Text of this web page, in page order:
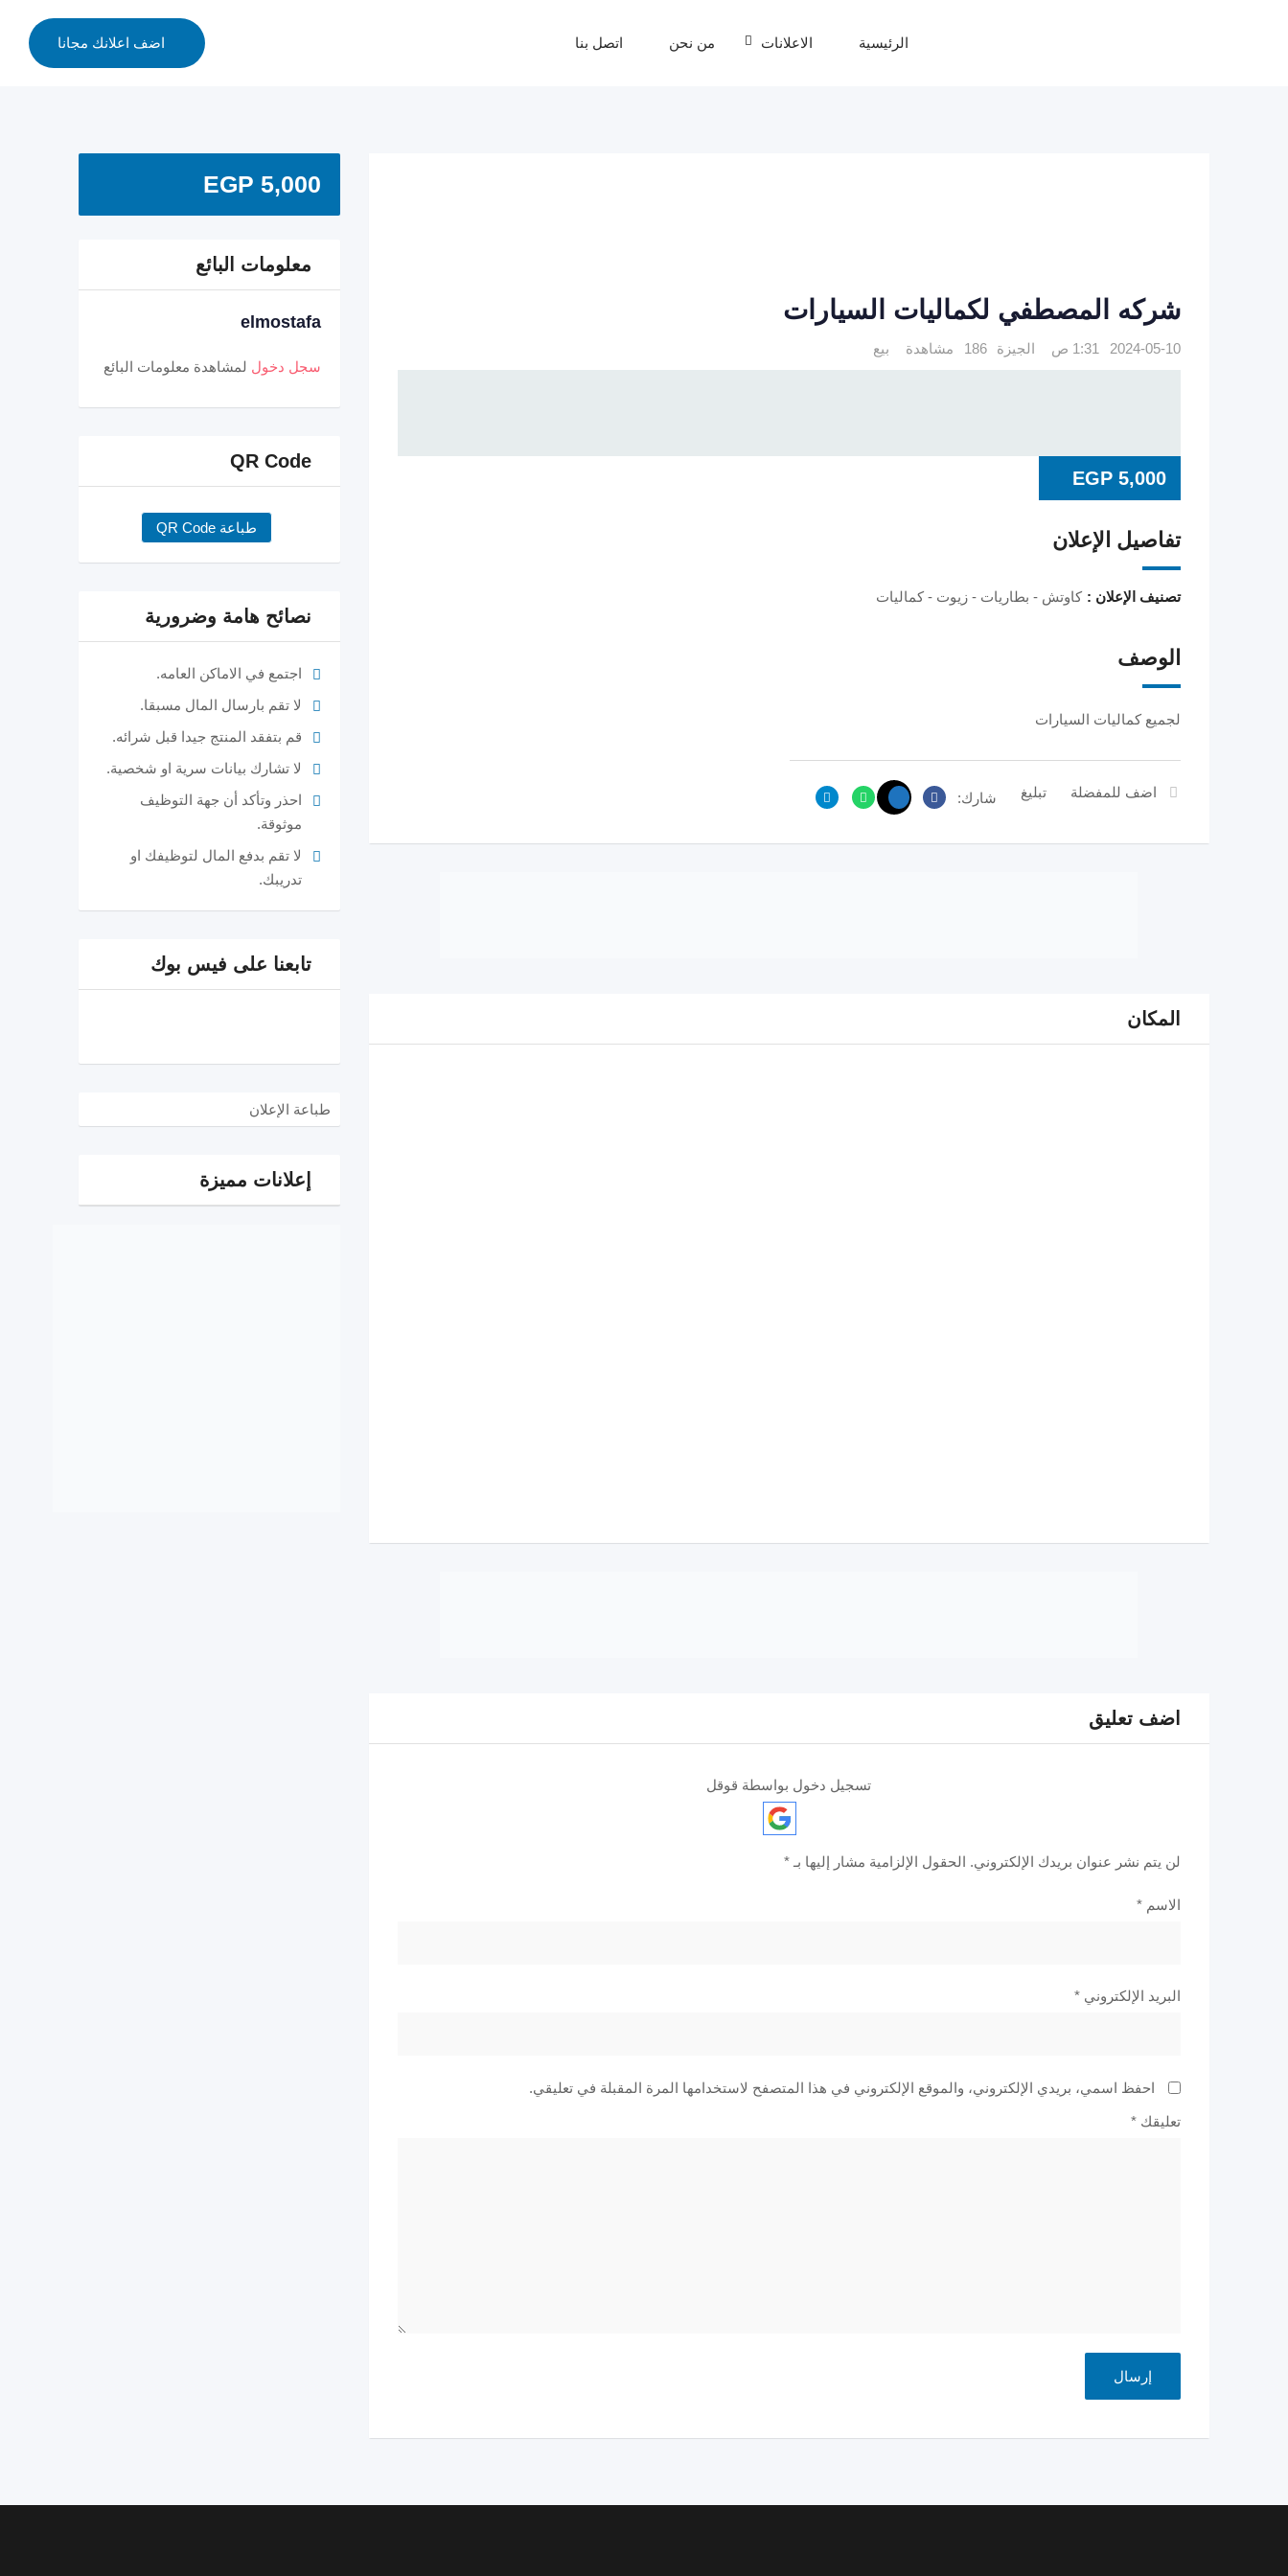
الرئيسية الاعلانات من نحن اتصل بنا اضف اعلانك مجانا
شركه المصطفي لكماليات السيارات
2024-05-10 1:31 ص الجيزة 186 مشاهدة بيع
EGP 5,000
تفاصيل الإعلان
تصنيف الإعلان : كاوتش - بطاريات - زيوت - كماليات
الوصف
لجميع كماليات السيارات
اضف للمفضلة تبليغ شارك:
المكان
اضف تعليق
تسجيل دخول بواسطة قوقل
لن يتم نشر عنوان بريدك الإلكتروني. الحقول الإلزامية مشار إليها بـ *
الاسم *
البريد الإلكتروني *
احفظ اسمي، بريدي الإلكتروني، والموقع الإلكتروني في هذا المتصفح لاستخدامها المرة المقبلة في تعليقي.
تعليقك *
EGP 5,000
معلومات البائع
elmostafa
سجل دخول لمشاهدة معلومات البائع
QR Code
طباعة QR Code
نصائح هامة وضرورية
اجتمع في الاماكن العامه.
لا تقم بارسال المال مسبقا.
قم بتفقد المنتج جيدا قبل شرائه.
لا تشارك بيانات سرية او شخصية.
احذر وتأكد أن جهة التوظيف
موثوقة.
لا تقم بدفع المال لتوظيفك او
تدريبك.
تابعنا على فيس بوك
طباعة الإعلان
إعلانات مميزة